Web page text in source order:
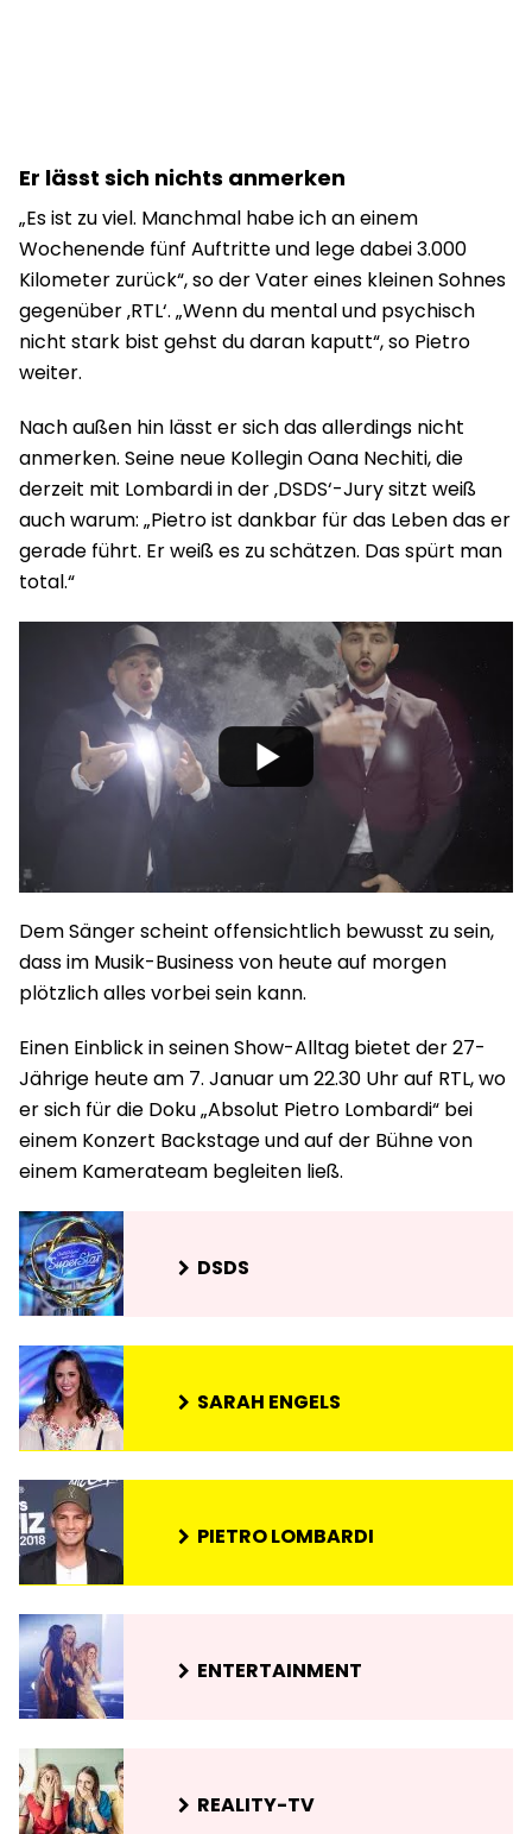
Er lässt sich nichts anmerken
„Es ist zu viel. Manchmal habe ich an einem
Wochenende fünf Auftritte und lege dabei 3.000
Kilometer zurück“, so der Vater eines kleinen Sohnes
gegenüber ‚RTL‘. „Wenn du mental und psychisch
nicht stark bist gehst du daran kaputt“, so Pietro
weiter.
Nach außen hin lässt er sich das allerdings nicht
anmerken. Seine neue Kollegin Oana Nechiti, die
derzeit mit Lombardi in der ‚DSDS‘-Jury sitzt weiß
auch warum: „Pietro ist dankbar für das Leben das er
gerade führt. Er weiß es zu schätzen. Das spürt man
total.“
Dem Sänger scheint offensichtlich bewusst zu sein,
dass im Musik-Business von heute auf morgen
plötzlich alles vorbei sein kann.
Einen Einblick in seinen Show-Alltag bietet der 27-
Jährige heute am 7. Januar um 22.30 Uhr auf RTL, wo
er sich für die Doku „Absolut Pietro Lombardi“ bei
einem Konzert Backstage und auf der Bühne von
einem Kamerateam begleiten ließ.
DSDS
SARAH ENGELS
PIETRO LOMBARDI
ENTERTAINMENT
REALITY-TV